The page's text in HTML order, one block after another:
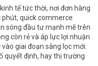
tế tức thời, nơi đơn hàng
phút, quick commerce
sóng đầu tư mạnh mẽ trên
còn rẻ và áp lực lợi nhuận
giai đoạn sàng lọc mới.
quyết định, hay thị trường